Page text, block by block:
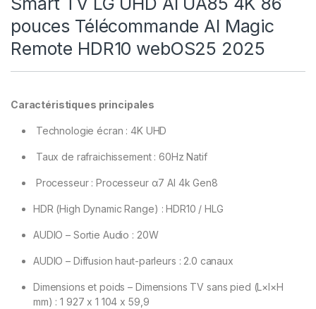
pouces Télécommande AI Magic
Remote HDR10 webOS25 2025
Caractéristiques principales
Technologie écran : 4K UHD
Taux de rafraichissement : 60Hz Natif
Processeur : Processeur α7 AI 4k Gen8
HDR (High Dynamic Range) : HDR10 / HLG
AUDIO – Sortie Audio : 20W
AUDIO – Diffusion haut-parleurs : 2.0 canaux
Dimensions et poids – Dimensions TV sans pied (L×l×H
mm) : 1 927 x 1 104 x 59,9